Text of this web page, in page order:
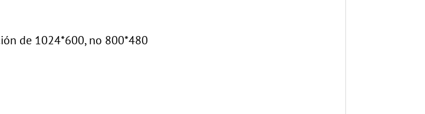
de 1024*600, no 800*480